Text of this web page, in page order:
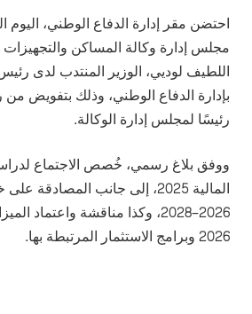
احتضن مقر إدارة الدفاع الوطني، اليوم
مجلس إدارة وكالة المساكن
اللطيف لوديي، الوزير المنتدب لدى
بإدارة الدفاع الوطني، وذلك بتفويض
رئيسًا لمجلس إدارة الوكالة.
ووفق بلاغ رسمي، خُصص الاجتماع
المالية 2025، إلى جانب
2026–2028، وكذا مناقشة واعتماد
2026 وبرامج الاستثمار المرتبطة بها.